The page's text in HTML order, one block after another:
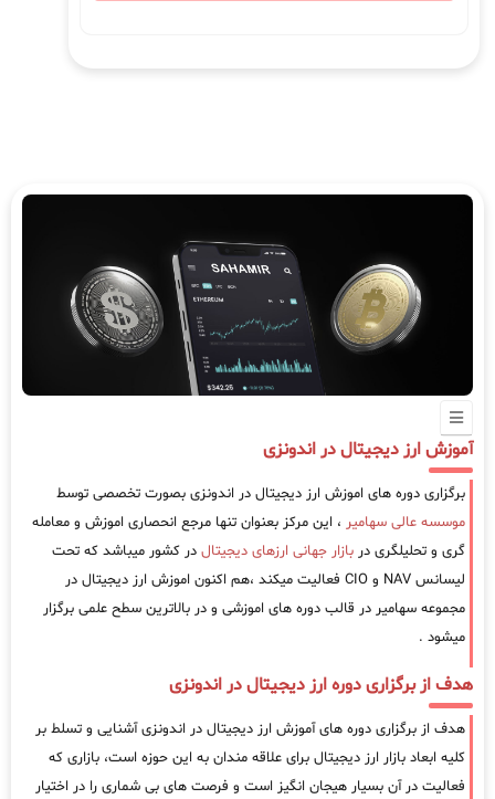
آموزش ارز دیجیتال در اندونزی
برگزاری دوره های اموزش ارز دیجیتال در اندونزی بصورت تخصصی توسط
موسسه عالی سهامیر ، این مرکز بعنوان تنها مرجع انحصاری اموزش و معامله
گری و تحلیلگری در بازار جهانی ارزهای دیجیتال در کشور میباشد که تحت
لیسانس NAV و CIO فعالیت میکند ،هم اکنون اموزش ارز دیجیتال در
مجموعه سهامیر در قالب دوره های اموزشی و در بالاترین سطح علمی برگزار
میشود .
هدف از برگزاری دوره ارز دیجیتال در اندونزی
هدف از برگزاری دوره های آموزش ارز دیجیتال در اندونزی آشنایی و تسلط بر
کلیه ابعاد بازار ارز دیجیتال برای علاقه مندان به این حوزه است، بازاری که
فعالیت در آن بسیار هیجان انگیز است و فرصت های بی شماری را در اختیار